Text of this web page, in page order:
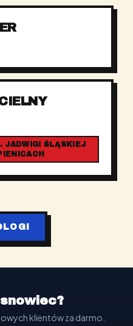
JADWIGI ŚLĄSKIEJ
klientów za darmo.